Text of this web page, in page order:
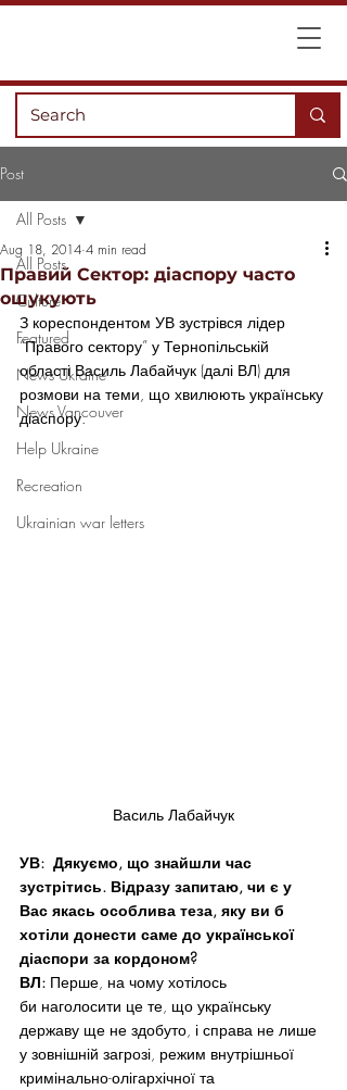
Post
All Posts
Culture
Featured
News Ukraine
News Vancouver
Help Ukraine
Recreation
Ukrainian war letters
All Posts
Правий Сектор: діаспору часто
ошукують
Aug 18, 2014 4 min read
З кореспондентом УВ зустрівся лідер
“Правого сектору” у Тернопільській
області Василь Лабайчук (далі ВЛ) для
розмови на теми, що хвилюють українську
діаспору.
Василь Лабайчук
УВ:  Дякуємо, що знайшли час
зустрітись. Відразу запитаю, чи є у
Вас якась особлива теза, яку ви б
хотіли донести саме до української
діаспори за кордоном?
ВЛ: Перше, на чому хотілось
би наголосити це те, що українську
державу ще не здобуто, і справа не лише
у зовнішній загрозі, режим внутрішньої
кримінально-олігархічної та